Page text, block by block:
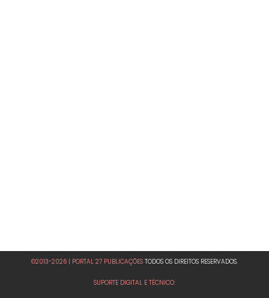
©2013-2026 | PORTAL 27 PUBLICAÇÕES TODOS OS DIREITOS RESERVADOS.
SUPORTE DIGITAL E TÉCNICO: